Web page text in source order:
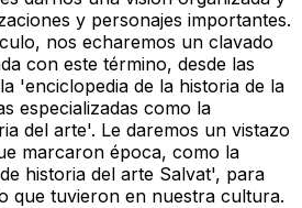
y personajes importantes.
nos echaremos un clavado
con este término, desde las
'enciclopedia de la historia de la
especializadas como la
del arte'. Le daremos un vistazo
marcaron época, como la
historia del arte Salvat', para
que tuvieron en nuestra cultura.